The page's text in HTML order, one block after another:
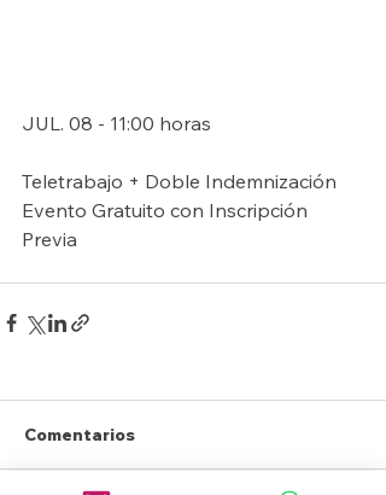
JUL. 08 - 11:00 horas
Teletrabajo + Doble Indemnización
Evento Gratuito con Inscripción
Previa
Comentarios